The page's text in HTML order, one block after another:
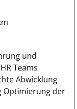
und
Teams
Abwicklung
Optimierung der